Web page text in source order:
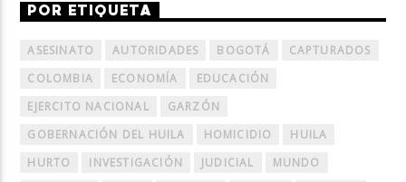
POR ETIQUETA
ASESINATO AUTORIDADES BOGOTÁ
CAPTURADOS
COLOMBIA
ECONOMÍA
EDUCACIÓN
EJERCITO NACIONAL
GARZÓN
GOBERNACIÓN DEL HUILA
HOMICIDIO
HUILA
HURTO
INVESTIGACIÓN JUDICIAL
MUNDO